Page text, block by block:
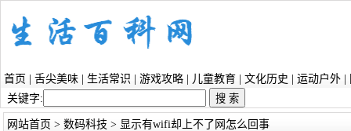
首页 舌尖美味 生活常识 游戏攻略 儿童教育 文化历史 运动户外
关键字:
网站首页 > 数码科技 > 显示有wifi却上不了网怎么回事